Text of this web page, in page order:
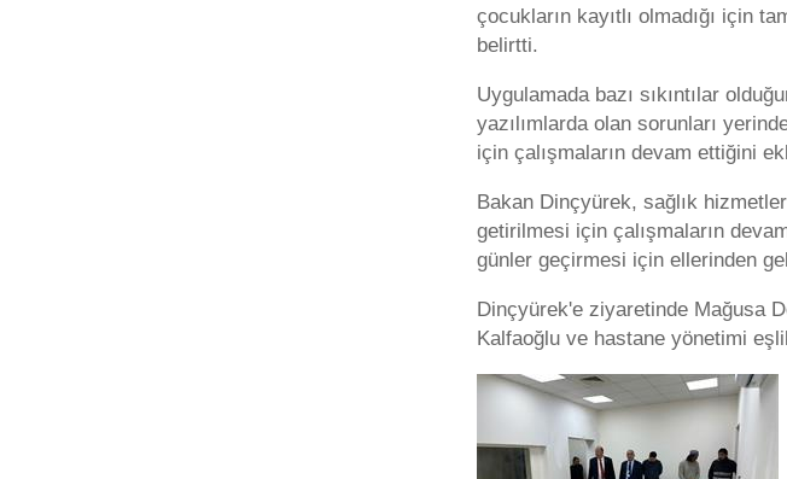
çocukların kayıtlı olmadığı için
belirtti.
Uygulamada bazı sıkıntılar
yazılımlarda olan sorunları
için çalışmaların devam ettiğini
Bakan Dinçyürek, sağlık
getirilmesi için çalışmaların
günler geçirmesi için ellerinden
Dinçyürek'e ziyaretinde Mağusa
Kalfaoğlu ve hastane yönetimi